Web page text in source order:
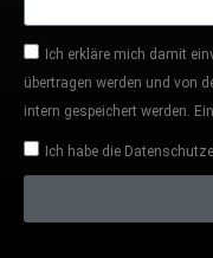
Ich erkläre mich damit
übertragen werden und von
intern gespeichert werden.
Ich habe die